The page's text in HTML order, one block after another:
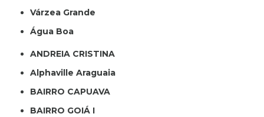
Várzea Grande
Água Boa
ANDREIA CRISTINA
Alphaville Araguaia
BAIRRO CAPUAVA
BAIRRO GOIÁ I